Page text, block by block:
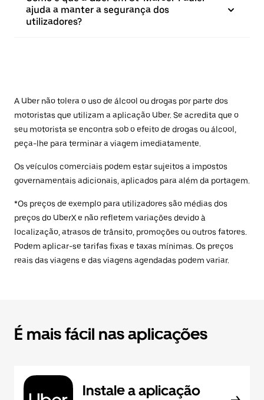
ajuda a manter a segurança dos
utilizadores?
A Uber não tolera o uso de álcool ou drogas por parte dos
motoristas que utilizam a aplicação Uber. Se acredita que o
seu motorista se encontra sob o efeito de drogas ou álcool,
peça-lhe para terminar a viagem imediatamente.
Os veículos comerciais podem estar sujeitos a impostos
governamentais adicionais, aplicados para além da portagem.
*Os preços de exemplo para utilizadores são médias dos
preços do UberX e não refletem variações devido à
localização, atrasos de trânsito, promoções ou outros fatores.
Podem aplicar-se tarifas fixas e taxas mínimas. Os preços
reais das viagens e das viagens agendadas podem variar.
É mais fácil nas aplicações
Instale a aplicação